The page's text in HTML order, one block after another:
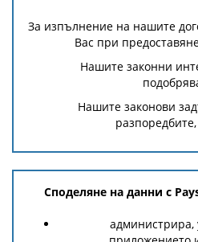
За изпълнение на нашите
Вас при
Нашите законни
Нашите законови
Споделяне на данни с
администрира,